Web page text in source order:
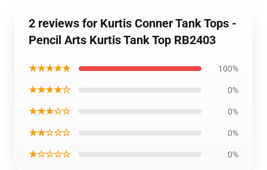
2 reviews for Kurtis Conner Tank Tops -
Pencil Arts Kurtis Tank Top RB2403
★★★★★ 100%
★★★★☆ 0%
★★★☆☆ 0%
★★☆☆☆ 0%
★☆☆☆☆ 0%